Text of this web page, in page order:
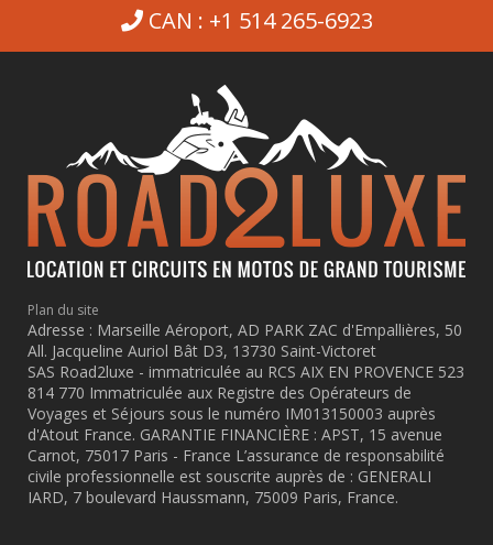
CAN : +1 514 265-6923
Plan du site
Adresse : Marseille Aéroport, AD PARK ZAC d'Empallières, 50
All. Jacqueline Auriol Bât D3, 13730 Saint-Victoret
SAS Road2luxe - immatriculée au RCS AIX EN PROVENCE 523
814 770 Immatriculée aux Registre des Opérateurs de
Voyages et Séjours sous le numéro IM013150003 auprès
d'Atout France. GARANTIE FINANCIÈRE : APST, 15 avenue
Carnot, 75017 Paris - France L’assurance de responsabilité
civile professionnelle est souscrite auprès de : GENERALI
IARD, 7 boulevard Haussmann, 75009 Paris, France.